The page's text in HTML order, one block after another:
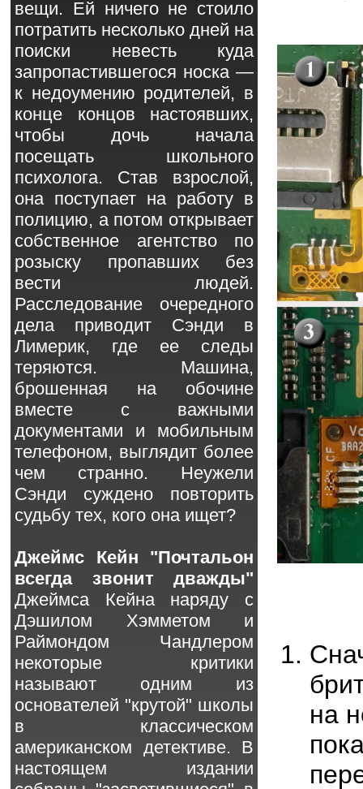
на
вещи. Ей ничего не стоило
потратить несколько дней на
поиски невесть куда
запропастившегося носка —
к недоумению родителей, в
конце концов настоявших,
чтобы дочь начала
посещать школьного
психолога. Став взрослой,
она поступает на работу в
полицию, а потом открывает
собственное агентство по
розыску пропавших без
вести людей.
Расследование очередного
дела приводит Сэнди в
Лимерик, где ее следы
теряются. Машина,
брошенная на обочине
вместе с важными
документами и мобильным
телефоном, выглядит более
чем странно. Неужели
Сэнди суждено повторить
судьбу тех, кого она ищет?
Джеймс Кейн "Почтальон
всегда звонит дважды"
Джеймса Кейна наряду с
Дэшилом Хэмметом и
Раймондом Чандлером
некоторые критики
называют одним из
основателей "крутой" школы
в классическом
американском детективе. В
настоящем издании